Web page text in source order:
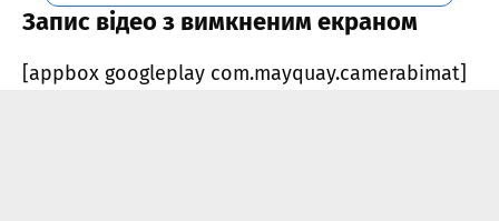
Запис відео з вимкненим екраном
[appbox googleplay com.mayquay.camerabimat]